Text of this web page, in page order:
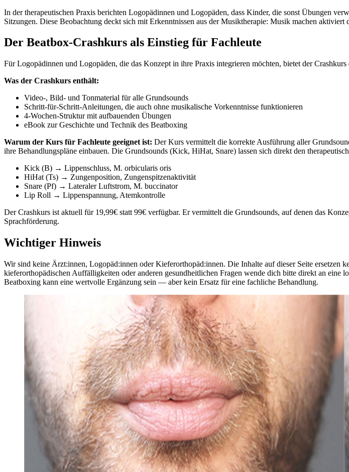
In der therapeutischen Praxis berichten Logopädinnen und Logopäden, dass Kinder, die sonst Übungen
Sitzungen. Diese Beobachtung deckt sich mit Erkenntnissen aus der Musiktherapie: Musik machen
Der Beatbox-Crashkurs als Einstieg für Fachleute
Für Logopädinnen und Logopäden, die das Konzept in ihre Praxis integrieren möchten, bietet der
Was der Crashkurs enthält:
Video-, Bild- und Tonmaterial für alle Grundsounds
Schritt-für-Schritt-Anleitungen, die auch ohne musikalische Vorkenntnisse funktionieren
4-Wochen-Struktur mit aufbauenden Übungen
eBook zur Geschichte und Technik des Beatboxing
Warum der Kurs für Fachleute geeignet ist: Der Kurs vermittelt die korrekte Ausführung aller
ihre Behandlungspläne einbauen. Die Grundsounds (Kick, HiHat, Snare) lassen sich direkt den
Kick (B) → Lippenschluss, M. orbicularis oris
HiHat (Ts) → Zungenposition, Zungenspitzenaktivität
Snare (Pf) → Lateraler Luftstrom, M. buccinator
Lip Roll → Lippenspannung, Atemkontrolle
Der Crashkurs ist aktuell für 19,99€ statt 99€ verfügbar. Er vermittelt die Grundsounds, auf denen das
Sprachförderung.
Wichtiger Hinweis
Wir sind keine Ärzt:innen, Logopäd:innen oder Kieferorthopäd:innen. Die Inhalte auf dieser Seite ersetzen
kieferorthopädischen Auffälligkeiten oder anderen gesundheitlichen Fragen wende dich bitte direkt an
Beatboxing kann eine wertvolle Ergänzung sein — aber kein Ersatz für eine fachliche Behandlung.